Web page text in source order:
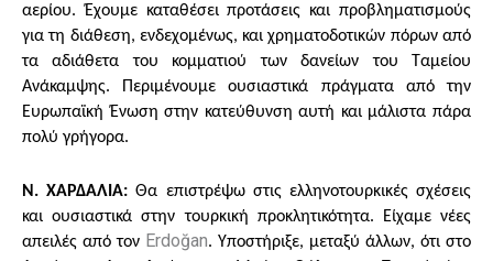
αερίου. Έχουμε καταθέσει προτάσεις και προβληματισμούς
για τη διάθεση, ενδεχομένως, και χρηματοδοτικών πόρων από
τα αδιάθετα του κομματιού των δανείων του Ταμείου
Ανάκαμψης. Περιμένουμε ουσιαστικά πράγματα από την
Ευρωπαϊκή Ένωση στην κατεύθυνση αυτή και μάλιστα πάρα
πολύ γρήγορα.
Ν. ΧΑΡΔΑΛΙΑ:Θα επιστρέψω στις ελληνοτουρκικές σχέσεις
και ουσιαστικά στην τουρκική προκλητικότητα. Είχαμε νέες
απειλές από τον Erdoğan. Υποστήριξε, μεταξύ άλλων, ότι στο